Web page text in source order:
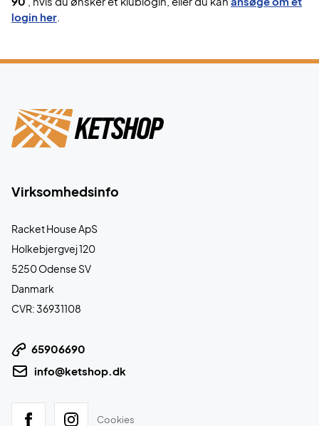
login her
Virksomhedsinfo
Racket House ApS
Holkebjergvej 120
5250 Odense SV
Danmark
CVR: 36931108
65906690
info@ketshop.dk
Cookies